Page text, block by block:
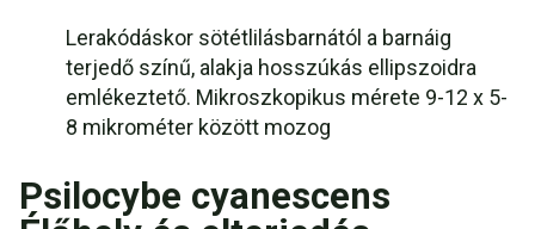
Lerakódáskor sötétlilásbarnától a barnáig
terjedő színű, alakja hosszúkás ellipszoidra
emlékeztető. Mikroszkopikus mérete 9-12 x 5-
8 mikrométer között mozog
Psilocybe cyanescens